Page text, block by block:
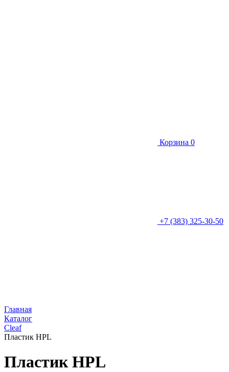
Корзина 0
+7 (383) 325-30-50
Главная
Каталог
Cleaf
Пластик HPL
Пластик HPL